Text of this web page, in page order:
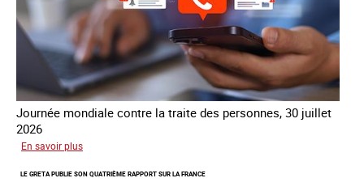
Journée mondiale contre la traite des personnes, 30 juillet
2026
En savoir plus
par
LE GRETA PUBLIE SON QUATRIÈME RAPPORT SUR LA FRANCE